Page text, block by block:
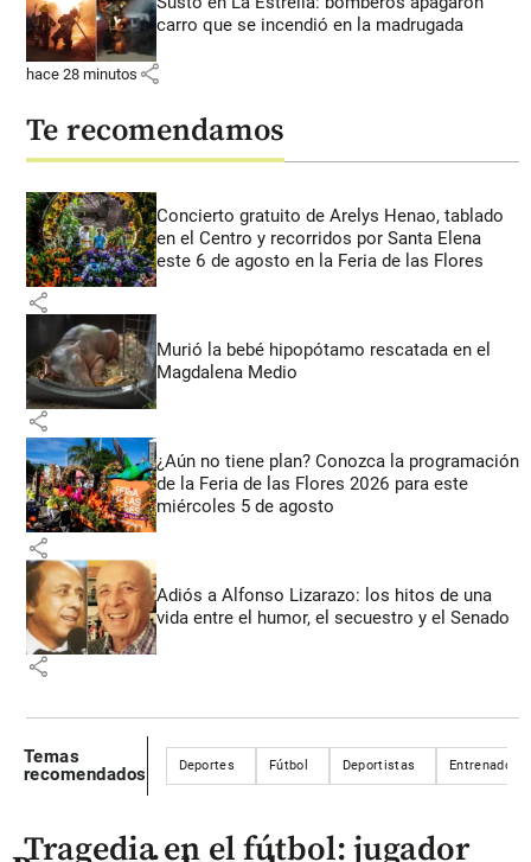
carro que se incendió en la madrugada
hace 28 minutos share
Te recomendamos
Concierto gratuito de Arelys Henao, tablado
en el Centro y recorridos por Santa Elena
este 6 de agosto en la Feria de las Flores
share
Murió la bebé hipopótamo rescatada en el
Magdalena Medio
share
¿Aún no tiene plan? Conozca la programación
de la Feria de las Flores 2026 para este
miércoles 5 de agosto
share
Adiós a Alfonso Lizarazo: los hitos de una
vida entre el humor, el secuestro y el Senado
share
Temas
recomendados
Deportes Fútbol Deportistas Entrenador
Tragedia en el fútbol: jugador